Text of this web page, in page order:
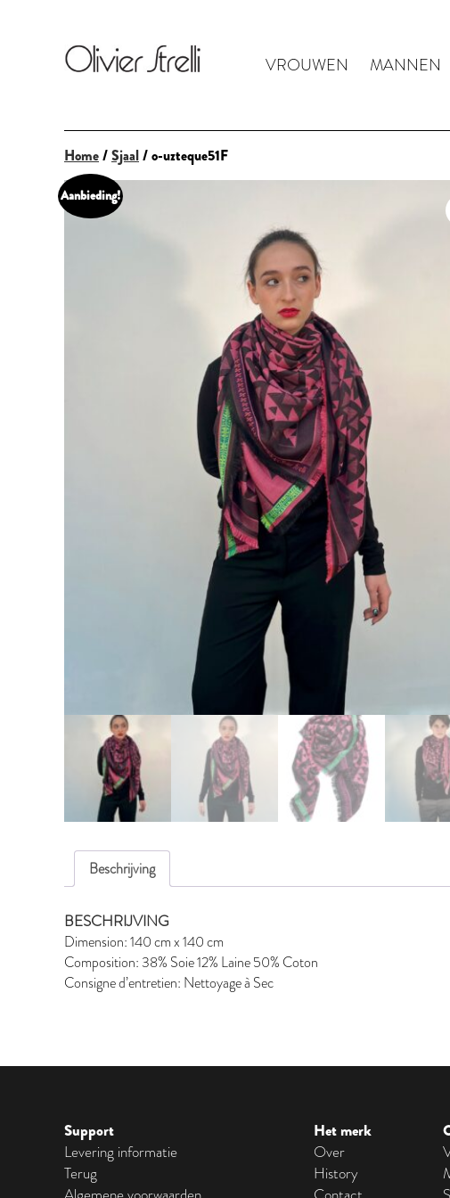
VROUWEN MANNEN
Home/Sjaal/ o-uzteque51F
Aanbieding!
Beschrijving
BESCHRIJVING
Dimension: 140 cm x 140 cm
Composition: 38% Soie 12% Laine 50% Coton
Consigne d’entretien: Nettoyage à Sec
Support
Levering informatie
Terug
Het merk
Over
History